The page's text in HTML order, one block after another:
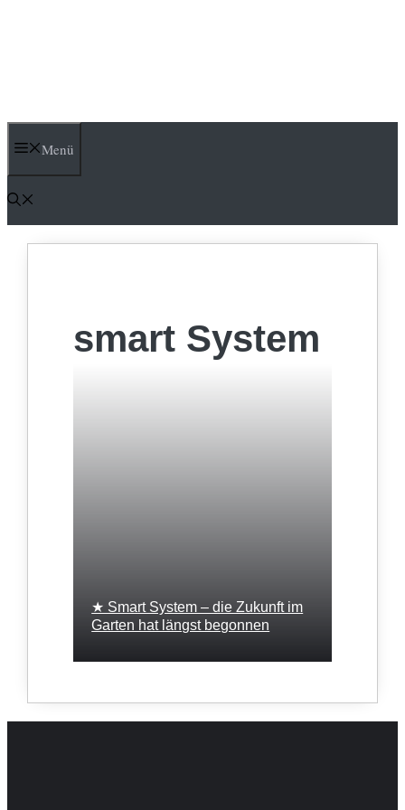
Menü
smart System
★ Smart System – die Zukunft im
Garten hat längst begonnen